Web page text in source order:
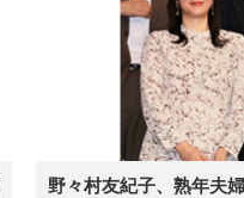
野々村友紀子、熟年夫